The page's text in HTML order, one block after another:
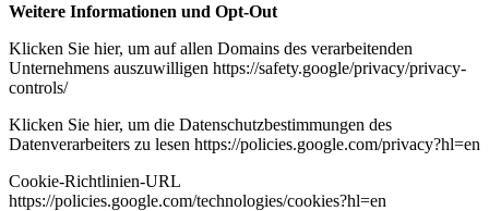
Weitere Informationen und Opt-Out
Klicken Sie hier, um auf allen Domains des verarbeitenden
Unternehmens auszuwilligen https://safety.google/privacy/privacy-
controls/
Klicken Sie hier, um die Datenschutzbestimmungen des
Datenverarbeiters zu lesen https://policies.google.com/privacy?hl=en
Cookie-Richtlinien-URL
https://policies.google.com/technologies/cookies?hl=en